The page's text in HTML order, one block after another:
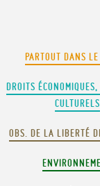
PARTOUT DANS
DROITS
CULTURELS
OBS. DE LA LIBERTÉ